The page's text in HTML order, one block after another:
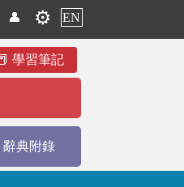
👤 ⚙️ EN
學習筆記
辭典附錄